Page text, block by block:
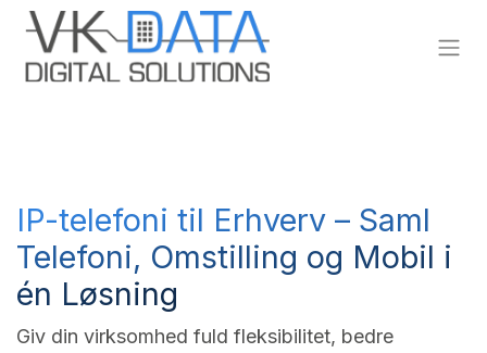
Skip to Content
IP-telefoni til Erhverv – Saml
Telefoni, Omstilling og Mobil i
én Løsning
Giv din virksomhed fuld fleksibilitet, bedre